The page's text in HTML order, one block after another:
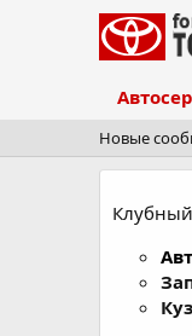
Новые
Клубный